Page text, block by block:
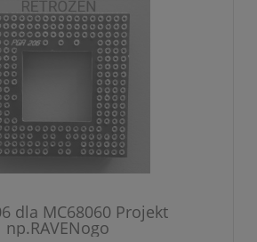
dla MC68060 Projekt
np.RAVENogo